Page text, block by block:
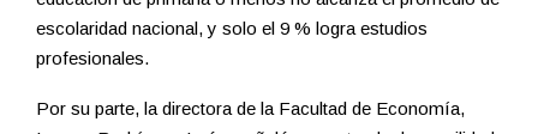
escolaridad nacional, y solo el 9 % logra estudios
profesionales.
Por su parte, la directora de la Facultad de Economía,